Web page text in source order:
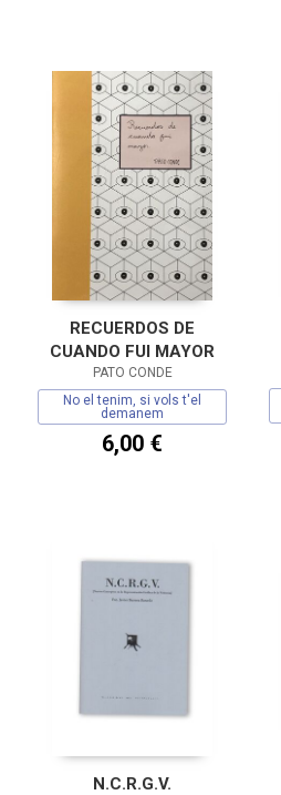
RECUERDOS DE
CUANDO FUI MAYOR
PATO CONDE
No el tenim, si vols t'el
demanem
6,00 €
N.C.R.G.V.